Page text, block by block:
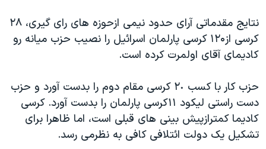
حقوق شهروندی
اقتصادی
اسرائیل در جنگ
گالری عکس
آرشیو پخش زنده
انتخابات ریاست جمهوری آمریکا ۲۰۲۴
حمله جمهوری اسلامی به اسرائیل
ورزش زنان در ایران
اعتراضات زن، زندگی، آزادی
مجموعه مستندهای دادخواهی
زبانهای مختلف
نتايج مقدماتی آرای حدود نيمی ازحوزه های رای گيری، ۲۸
کرسی از۱۲۰ کرسی پارلمان اسرائيل را نصيب حزب ميانه رو
کاديمای آقای اولمرت کرده است.
حزب کار با کسب ٢٠ کرسی مقام دوم را بدست آورد و حزب
دست راستی ليکود ١١کرسی پارلمان را بدست آورد. کرسی
کاديما کمترازپيش بينی های قبلی است، اما ظاهرا برای
تشکيل يک دولت ائتلافی کافی به نظرمی رسد.